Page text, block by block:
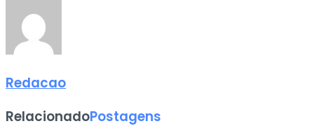
Redacao
RelacionadoPostagens